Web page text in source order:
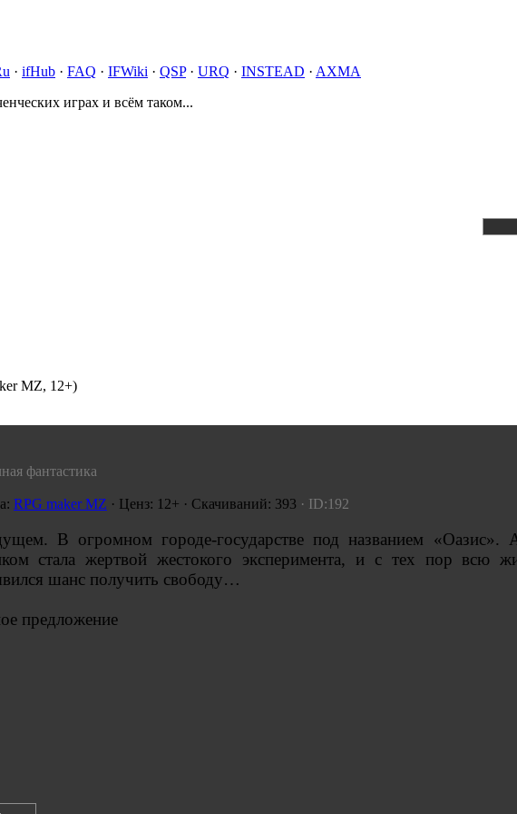
· ifHub · FAQ · IFWiki · QSP· URQ · INSTEAD · AXMA
играх и всём таком...
MZ, 12+)
фантастика
RPG maker MZ · Ценз: 12+ · Скачиваний: 393 · ID:192
В огромном городе-государстве под названием «Оазис».
стала жертвой жестокого эксперимента, и с тех пор всю
шанс получить свободу…
предложение